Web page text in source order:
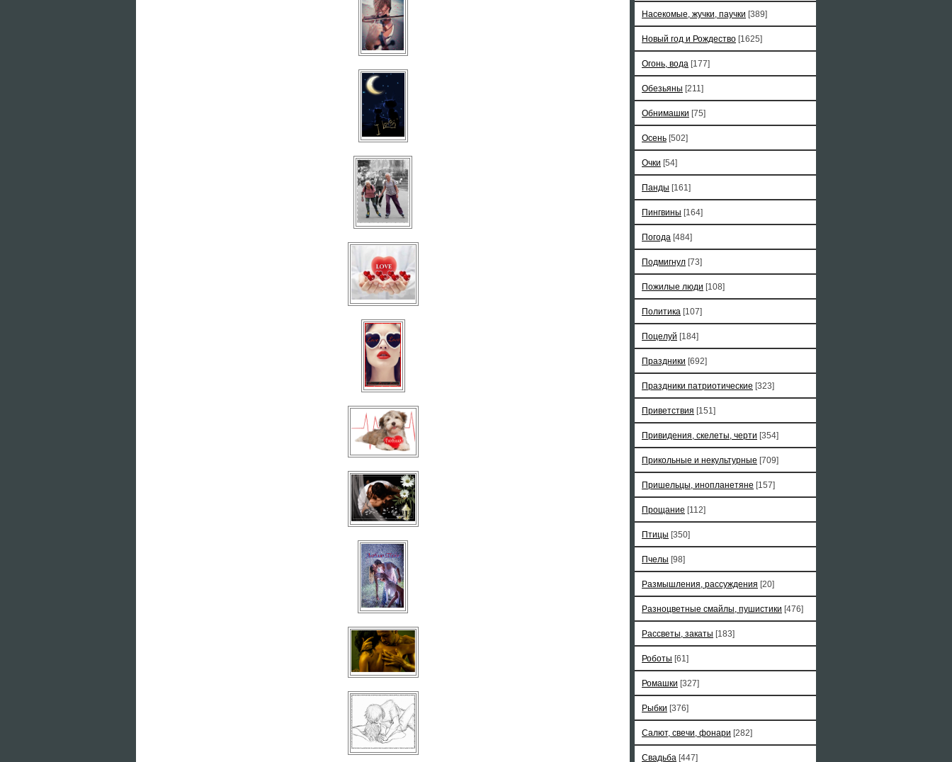
Насекомые, жучки, паучки [389]
Новый год и Рождество [1625]
Огонь, вода [177]
Обезьяны [211]
Обнимашки [75]
Осень [502]
Очки [54]
Панды [161]
Пингвины [164]
Погода [484]
Подмигнул [73]
Пожилые люди [108]
Политика [107]
Поцелуй [184]
Праздники [692]
Праздники патриотические [323]
Приветствия [151]
Привидения, скелеты, черти [354]
Прикольные и некультурные [709]
Пришельцы, инопланетяне [157]
Прощание [112]
Птицы [350]
Пчелы [98]
Размышления, рассуждения [20]
Разноцветные смайлы, пушистики [476]
Рассветы, закаты [183]
Роботы [61]
Ромашки [327]
Рыбки [376]
Салют, свечи, фонари [282]
Свадьба [447]